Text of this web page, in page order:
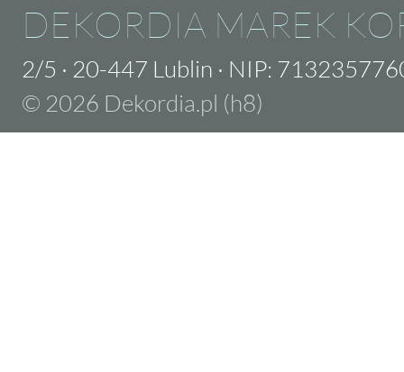
DEKORDIA MAREK
2/5 · 20-447 Lublin · NIP:
© 2026 Dekordia.pl (h8)